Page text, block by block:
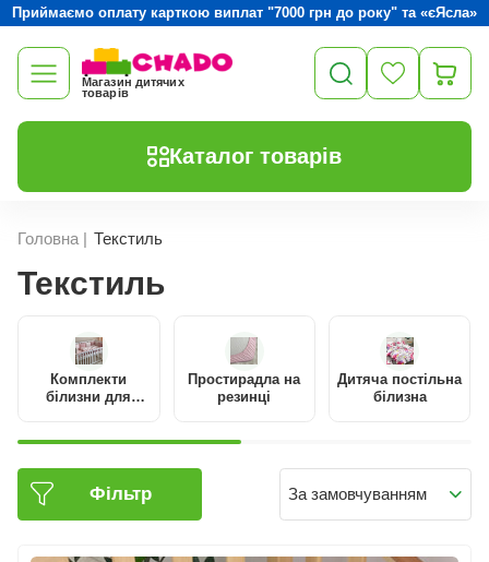
Приймаємо оплату карткою виплат "7000 грн до року" та «єЯсла»
Магазин дитячих
товарів
Каталог товарів
Головна | Текстиль
Текстиль
Комплекти
білизни для
Простирадла на
резинці
Дитяча постільна
білизна
Фільтр За замовчуванням